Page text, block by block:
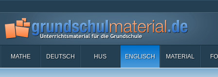
MATHE DEUTSCH HUS ENGLISCH MATERIAL